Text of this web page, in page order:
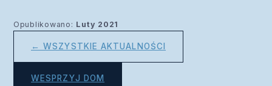
Opublikowano: Luty 2021
← WSZYSTKIE AKTUALNOŚCI
WESPRZYJ DOM